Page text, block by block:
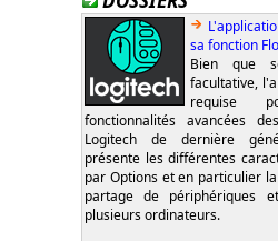
sa fonction
Bien que
facultative,
requise
fonctionnalités avancées
Logitech de dernière
présente les différentes
par Options et en particulier
partage de périphériques
plusieurs ordinateurs.